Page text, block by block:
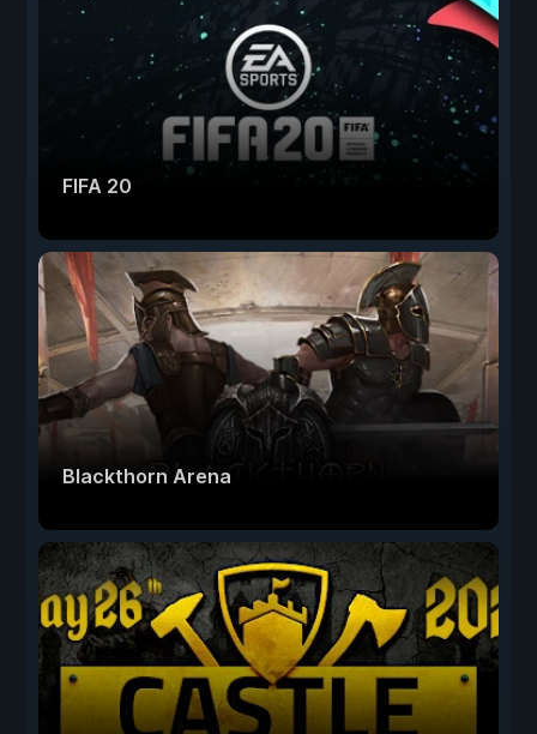
FIFA 20
Blackthorn Arena